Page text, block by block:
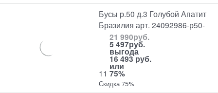
Бусы р.50 д.3 Голубой Апатит
Бразилия арт. 24092986-р50-
11
21 990руб.
5 497руб.
выгода
16 493 руб.
или
75%
Скидка 75%